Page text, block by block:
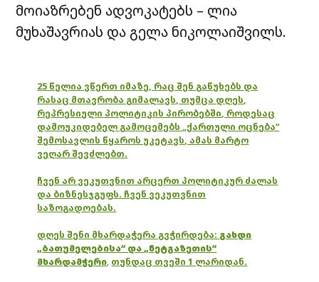
მოიაზრებენ ადვოკატებს – ლია
მუხაშავრიას და გელა ნიკოლაიშვილს.
25 წელია ვწერთ იმაზე, რაც შენ გაწუხებს და
რასაც მთავრობა გიმალავს, თუმცა დღეს,
რეპრესიული პოლიტიკის პირობებში, როდესაც
დამოუკიდებელ გამოცემებს „ქართული ოცნება“
შემოსავლის წყაროს უკეტავს, ამას მარტო
ვეღარ შევძლებთ.
ჩვენ არ ვეკუთვნით არცერთ პოლიტიკურ ძალას
და ბიზნესჯგუფს. ჩვენ ვეკუთვნით
საზოგადოებას.
დღეს შენი მხარდაჭერა გვჭირდება: გახდი
„ბათუმელებისა“ და „ნეტგაზეთის“
მხარდამჭერი, თუნდაც თვეში 1 ლარიდან.